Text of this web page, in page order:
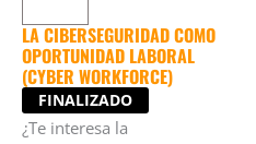
LA CIBERSEGURIDAD COMO
OPORTUNIDAD LABORAL
(CYBER WORKFORCE)
FINALIZADO
¿Te interesa la